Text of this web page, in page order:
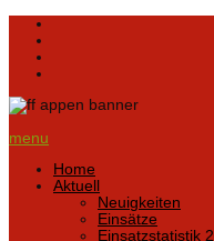
menu
Home
Aktuell
Neuigkeiten
Einsätze
Einsatzstatistik